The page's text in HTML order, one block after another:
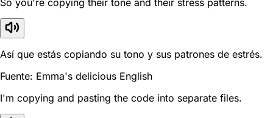
Así que estás copiando su tono y sus patrones de estrés.
Fuente: Emma's delicious English
I'm copying and pasting the code into separate files.